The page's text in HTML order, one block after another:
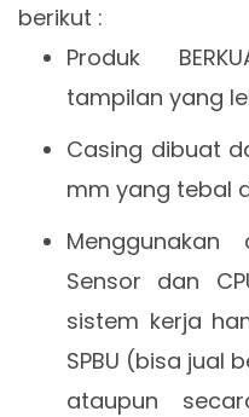
berikut :
Produk
tampilan yang
Casing dibuat
mm yang tebal
Sensor dan
sistem kerja
SPBU (bisa jual
ataupun